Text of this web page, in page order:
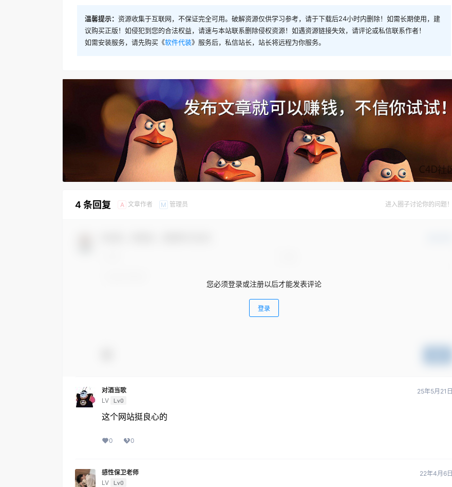
温馨提示： 资源收集于互联网，不保证完全可用。破解资源仅供学习参考，请于下载后24小时内删除！如需长期使用，建
议购买正版！如侵犯到您的合法权益，请速与本站联系删除侵权资源！如遇资源链接失效，请评论或私信联系作者！
如需安装服务，请先购买《软件代装》服务后，私信站长，站长将远程为你服务。
4 条回复 A 文章作者 M 管理员 进入圈子讨论你的问题！
您必须登录或注册以后才能发表评论
登录
对酒当歌
LV Lv0
25年5月21日
这个网站挺良心的
0 0
感性保卫老师
LV Lv0
22年4月6日